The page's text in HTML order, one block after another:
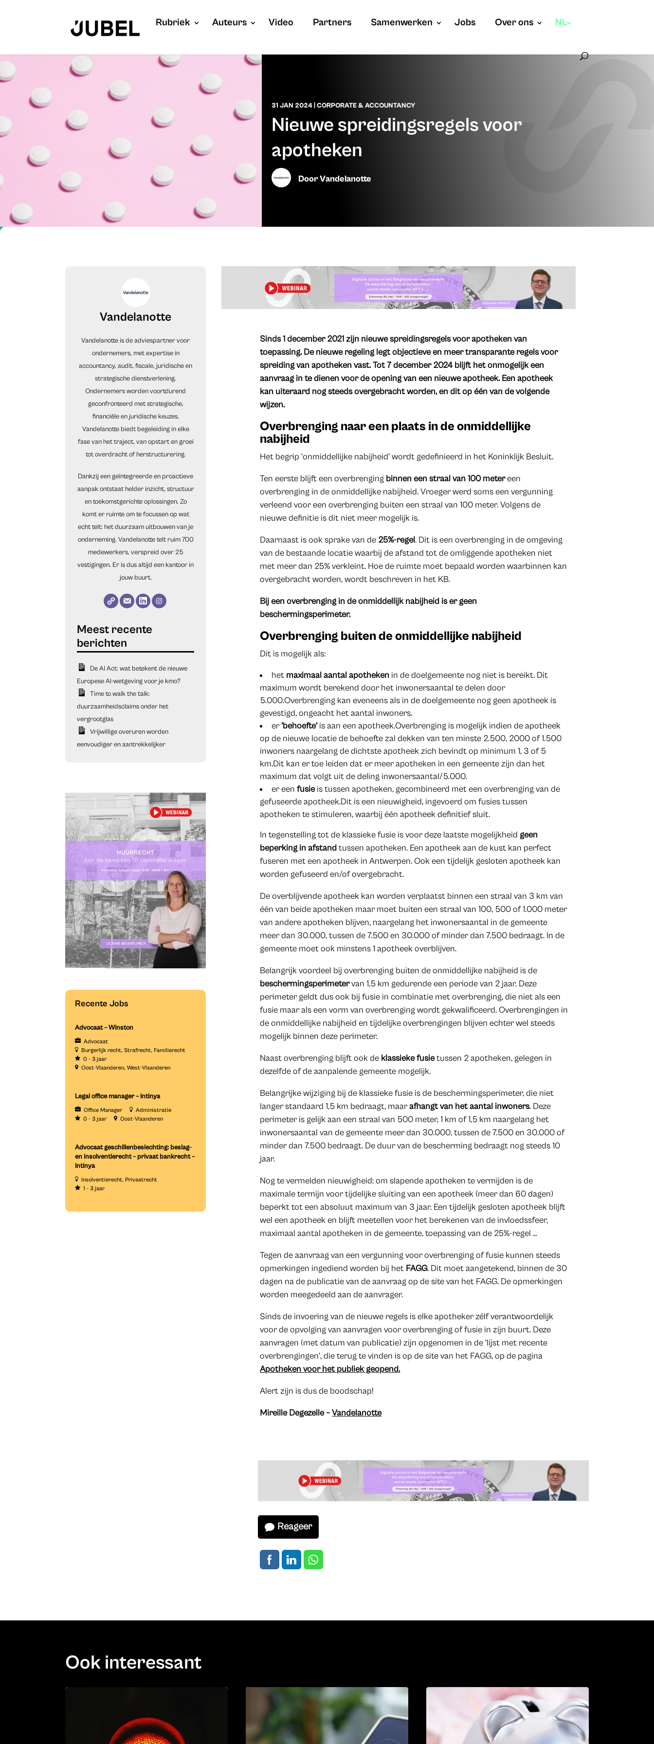
Rubriek Auteurs Video Partners Samenwerken Jobs Over ons NL
31 JAN 2024| CORPORATE & ACCOUNTANCY
Nieuwe spreidingsregels voor
apotheken
DoorVandelanotte
Vandelanotte
Vandelanotte is de adviespartner voor
ondernemers, met expertise in
accountancy, audit, fiscale, juridische en
strategische dienstverlening.
Ondernemers worden voortdurend
geconfronteerd met strategische,
financiële en juridische keuzes.
Vandelanotte biedt begeleiding in elke
fase van het traject, van opstart en groei
tot overdracht of herstructurering.
Dankzij een geïntegreerde en proactieve
aanpak ontstaat helder inzicht, structuur
en toekomstgerichte oplossingen. Zo
komt er ruimte om te focussen op wat
echt telt: het duurzaam uitbouwen van je
onderneming. Vandelanotte telt ruim 700
medewerkers, verspreid over 25
vestigingen. Er is dus altijd een kantoor in
jouw buurt.
De AI Act: wat betekent de nieuwe
Europese AI-wetgeving voor je kmo?
Time to walk the talk:
duurzaamheidsclaims onder het
vergrootglas
Vrijwillige overuren worden
eenvoudiger en aantrekkelijker
Recente Jobs
Advocaat – Winston
Advocaat
Burgerlijk recht Strafrecht Familierecht
0 - 3 jaar
Oost-Vlaanderen West-Vlaanderen
Legal office manager – Intinya
Office Manager
Administratie
0 - 3 jaar
Oost-Vlaanderen
Advocaat geschillenbeslechting: beslag-
en insolventierecht – privaat bankrecht –
Intinya
Insolventierecht Privaatrecht
1 - 3 jaar
Sinds 1 december 2021 zijn nieuwe spreidingsregels voor apotheken van
toepassing. De nieuwe regeling legt objectieve en meer transparante regels voor
spreiding van apotheken vast. Tot 7 december 2024 blijft het onmogelijk een
aanvraag in te dienen voor de opening van een nieuwe apotheek. Een apotheek
kan uiteraard nog steeds overgebracht worden, en dit op één van de volgende
wijzen.
Overbrenging naar een plaats in de onmiddellijke
nabijheid
Het begrip 'onmiddellijke nabijheid' wordt gedefinieerd in het Koninklijk Besluit.
Ten eerste blijft een overbrenging binnen een straal van 100 metereen
overbrenging in de onmiddellijke nabijheid. Vroeger werd soms een vergunning
verleend voor een overbrenging buiten een straal van 100 meter. Volgens de
nieuwe definitie is dit niet meer mogelijk is.
Daarnaast is ook sprake van de 25%-regel. Dit is een overbrenging in de omgeving
van de bestaande locatie waarbij de afstand tot de omliggende apotheken niet
met meer dan 25% verkleint. Hoe de ruimte moet bepaald worden waarbinnen kan
overgebracht worden, wordt beschreven in het KB.
Bij een overbrenging in de onmiddellijk nabijheid is er geen
beschermingsperimeter.
Overbrenging buiten de onmiddellijke nabijheid
Dit is mogelijk als:
het maximaal aantal apotheken in de doelgemeente nog niet is bereikt. Dit
maximum wordt berekend door het inwonersaantal te delen door
5.000.Overbrenging kan eveneens als in de doelgemeente nog geen apotheek is
gevestigd, ongeacht het aantal inwoners.
er ‘behoefte’ is aan een apotheek.Overbrenging is mogelijk indien de apotheek
op de nieuwe locatie de behoefte zal dekken van ten minste 2.500, 2000 of 1.500
inwoners naargelang de dichtste apotheek zich bevindt op minimum 1, 3 of 5
km.Dit kan er toe leiden dat er meer apotheken in een gemeente zijn dan het
maximum dat volgt uit de deling inwonersaantal/5.000.
er eenfusieis tussen apotheken, gecombineerd met een overbrenging van de
gefuseerde apotheek.Dit is een nieuwigheid, ingevoerd om fusies tussen
apotheken te stimuleren, waarbij één apotheek definitief sluit.
In tegenstelling tot de klassieke fusie is voor deze laatste mogelijkheid geen
beperking in afstandtussen apotheken. Een apotheek aan de kust kan perfect
fuseren met een apotheek in Antwerpen. Ook een tijdelijk gesloten apotheek kan
worden gefuseerd en/of overgebracht.
De overblijvende apotheek kan worden verplaatst binnen een straal van 3 km van
één van beide apotheken maar moet buiten een straal van 100, 500 of 1.000 meter
van andere apotheken blijven, naargelang het inwonersaantal in de gemeente
meer dan 30.000, tussen de 7.500 en 30.000 of minder dan 7.500 bedraagt. In de
gemeente moet ook minstens 1 apotheek overblijven.
Belangrijk voordeel bij overbrenging buiten de onmiddellijke nabijheid is de
beschermingsperimetervan 1,5 km gedurende een periode van 2 jaar. Deze
perimeter geldt dus ook bij fusie in combinatie met overbrenging, die niet als een
fusie maar als een vorm van overbrenging wordt gekwalificeerd. Overbrengingen in
de onmiddellijke nabijheid en tijdelijke overbrengingen blijven echter wel steeds
mogelijk binnen deze perimeter.
Naast overbrenging blijft ook de klassieke fusietussen 2 apotheken, gelegen in
dezelfde of de aanpalende gemeente mogelijk.
Belangrijke wijziging bij de klassieke fusie is de beschermingsperimeter, die niet
langer standaard 1,5 km bedraagt, maarafhangt van het aantal inwoners. Deze
perimeter is gelijk aan een straal van 500 meter, 1 km of 1,5 km naargelang het
inwonersaantal van de gemeente meer dan 30.000, tussen de 7.500 en 30.000 of
minder dan 7.500 bedraagt. De duur van de bescherming bedraagt nog steeds 10
jaar.
Nog te vermelden nieuwigheid: om slapende apotheken te vermijden is de
maximale termijn voor tijdelijke sluiting van een apotheek (meer dan 60 dagen)
beperkt tot een absoluut maximum van 3 jaar. Een tijdelijk gesloten apotheek blijft
wel een apotheek en blijft meetellen voor het berekenen van de invloedssfeer,
maximaal aantal apotheken in de gemeente, toepassing van de 25%-regel …
Tegen de aanvraag van een vergunning voor overbrenging of fusie kunnen steeds
opmerkingen ingediend worden bij het FAGG. Dit moet aangetekend, binnen de 30
dagen na de publicatie van de aanvraag op de site van het FAGG. De opmerkingen
worden meegedeeld aan de aanvrager.
Sinds de invoering van de nieuwe regels is elke apotheker zélf verantwoordelijk
voor de opvolging van aanvragen voor overbrenging of fusie in zijn buurt. Deze
aanvragen (met datum van publicatie) zijn opgenomen in de 'lijst met recente
overbrengingen', die terug te vinden is op de site van het FAGG, op de pagina
Apotheken voor het publiek geopend.
Alert zijn is dus de boodschap!
Mireille Degezelle –Vandelanotte
Reageer
Ook interessant